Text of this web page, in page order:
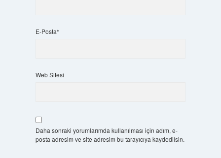
E-Posta*
Web Sitesi
Daha sonraki yorumlarımda kullanılması için adım, e-
posta adresim ve site adresim bu tarayıcıya kaydedilsin.